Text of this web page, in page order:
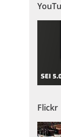
Flickr